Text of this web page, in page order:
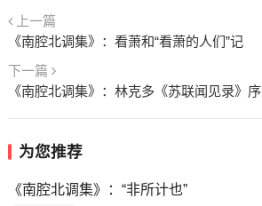
上一篇
《南腔北调集》：看萧和“看萧的人们”记
下一篇
《南腔北调集》：林克多《苏联闻见录》序
为您推荐
《南腔北调集》：“非所计也”